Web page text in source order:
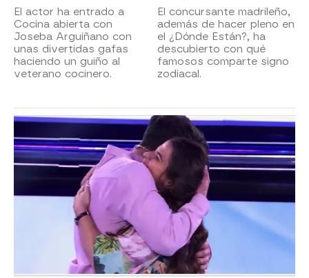
El actor ha entrado a
Cocina abierta con
Joseba Arguiñano con
unas divertidas gafas
haciendo un guiño al
veterano cocinero.
El concursante madrileño,
además de hacer pleno en
el ¿Dónde Están?, ha
descubierto con qué
famosos comparte signo
zodiacal.